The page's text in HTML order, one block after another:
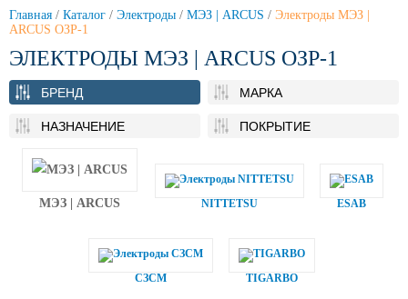
Главная / Каталог / Электроды / МЭЗ | ARCUS / Электроды МЭЗ |
ARCUS ОЗР-1
ЭЛЕКТРОДЫ МЭЗ | ARCUS ОЗР-1
БРЕНД МАРКА
НАЗНАЧЕНИЕ ПОКРЫТИЕ
МЭЗ | ARCUS NITTETSU ESAB
СЗСМ TIGARBO